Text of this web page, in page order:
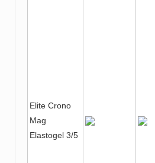
Elite Crono
Mag
Elastogel 3/5